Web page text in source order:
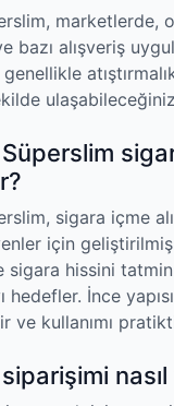
marketlerde,
bazı alışveriş
sigara içme
için
sigara hissini
hedefler. İnce
ve kullanımı